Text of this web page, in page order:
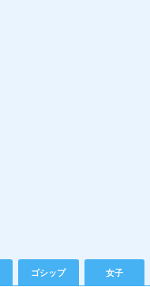
ゴシップ 女子